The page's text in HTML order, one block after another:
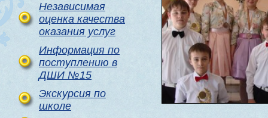
Независимая
оценка качества
оказания услуг
Информация по
поступлению в
ДШИ №15
Экскурсия по
школе